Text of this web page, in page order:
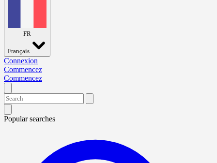
FR
Français
Connexion
Commencez
Commencez
Popular searches